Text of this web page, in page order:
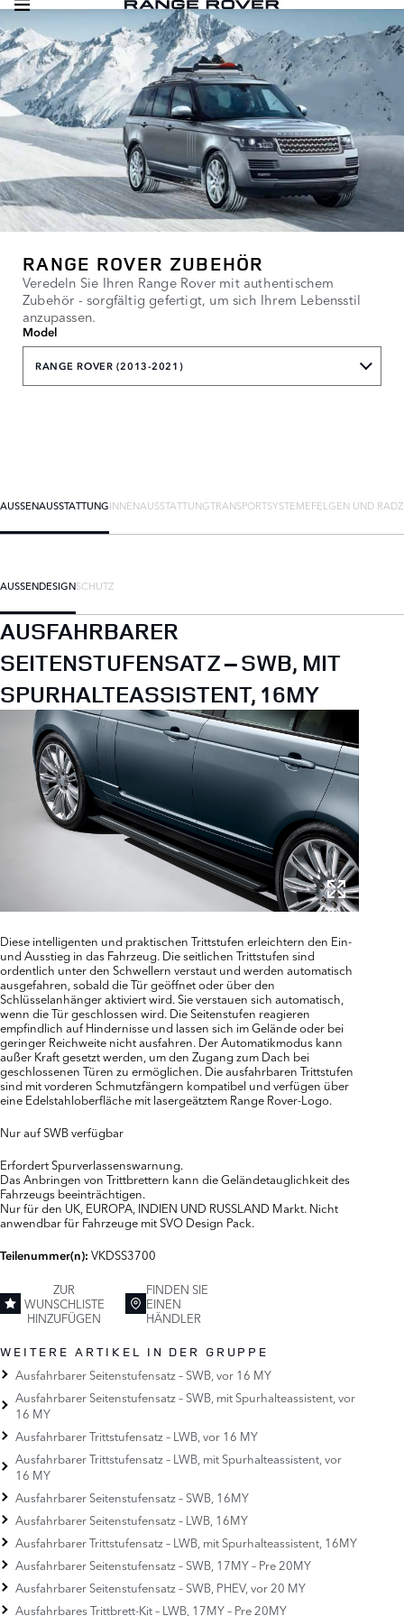
RANGE ROVER ZUBEHÖR
Veredeln Sie Ihren Range Rover mit authentischem
Zubehör - sorgfältig gefertigt, um sich Ihrem Lebensstil
anzupassen.
Model
RANGE ROVER (2013-2021)
AUSSENAUSSTATTUNG INNENAUSSTATTUNGTRANSPORTSYSTEMEFELGEN UND
AUSSENDESIGN SCHUTZ
AUSFAHRBARER
SEITENSTUFENSATZ – SWB, MIT
SPURHALTEASSISTENT, 16MY
Diese intelligenten und praktischen Trittstufen erleichtern den Ein-
und Ausstieg in das Fahrzeug. Die seitlichen Trittstufen sind
ordentlich unter den Schwellern verstaut und werden automatisch
ausgefahren, sobald die Tür geöffnet oder über den
Schlüsselanhänger aktiviert wird. Sie verstauen sich automatisch,
wenn die Tür geschlossen wird. Die Seitenstufen reagieren
empfindlich auf Hindernisse und lassen sich im Gelände oder bei
geringer Reichweite nicht ausfahren. Der Automatikmodus kann
außer Kraft gesetzt werden, um den Zugang zum Dach bei
geschlossenen Türen zu ermöglichen. Die ausfahrbaren Trittstufen
sind mit vorderen Schmutzfängern kompatibel und verfügen über
eine Edelstahloberfläche mit lasergeätztem Range Rover-Logo.
Nur auf SWB verfügbar
Erfordert Spurverlassenswarnung.
Das Anbringen von Trittbrettern kann die Geländetauglichkeit des
Fahrzeugs beeinträchtigen.
Nur für den UK, EUROPA, INDIEN UND RUSSLAND Markt. Nicht
anwendbar für Fahrzeuge mit SVO Design Pack.
Teilenummer(n): VKDSS3700
ZUR
WUNSCHLISTE
HINZUFÜGEN
FINDEN SIE
EINEN
HÄNDLER
WEITERE ARTIKEL IN DER GRUPPE
Ausfahrbarer Seitenstufensatz – SWB, vor 16 MY
Ausfahrbarer Seitenstufensatz – SWB, mit Spurhalteassistent, vor
16 MY
Ausfahrbarer Trittstufensatz – LWB, vor 16 MY
Ausfahrbarer Trittstufensatz – LWB, mit Spurhalteassistent, vor
16 MY
Ausfahrbarer Seitenstufensatz – SWB, 16MY
Ausfahrbarer Seitenstufensatz – LWB, 16MY
Ausfahrbarer Trittstufensatz – LWB, mit Spurhalteassistent, 16MY
Ausfahrbarer Seitenstufensatz – SWB, 17MY – Pre 20MY
Ausfahrbarer Seitenstufensatz – SWB, PHEV, vor 20 MY
Ausfahrbares Trittbrett-Kit – LWB, 17MY – Pre 20MY